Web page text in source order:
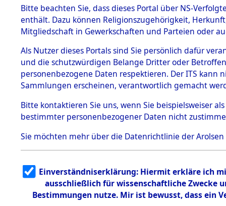
BESTÄNDE
1.
mente
5. Verschiedenes
5.3
Todesmärsche
5.3.1 Alliierte
Erhebungen
zu
Todesmärsch
en
5.3.2
g
5.3.3
Todesmärsch
Landkreis
und
Bitte beachten Sie, dass dieses Portal über NS-
enthält. Dazu können Religionszugehörigkeit,
Mitgliedschaft in Gewerkschaften und Parteien oder
Als Nutzer dieses Portals sind Sie persönlich dafür
und die schutzwürdigen Belange Dritter oder
personenbezogene Daten respektieren. Der ITS
Sammlungen erscheinen, verantwortlich gemacht
Bitte kontaktieren Sie uns, wenn Sie beispielsweiser
bestimmter personenbezogener Daten nicht
Sie möchten mehr über die Datenrichtlinie der Arolsen
Einverständniserklärung: Hiermit erkläre ich
ausschließlich für wissenschaftliche Zwecke
Bestimmungen nutze. Mir ist bewusst, dass ein